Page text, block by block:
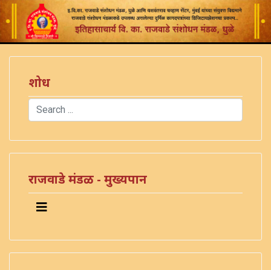
शोध
Search
राजवाडे मंडळ - मुख्यपान